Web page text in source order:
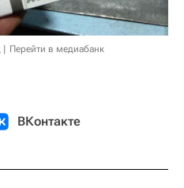
Перейти в медиабанк
ВКонтакте